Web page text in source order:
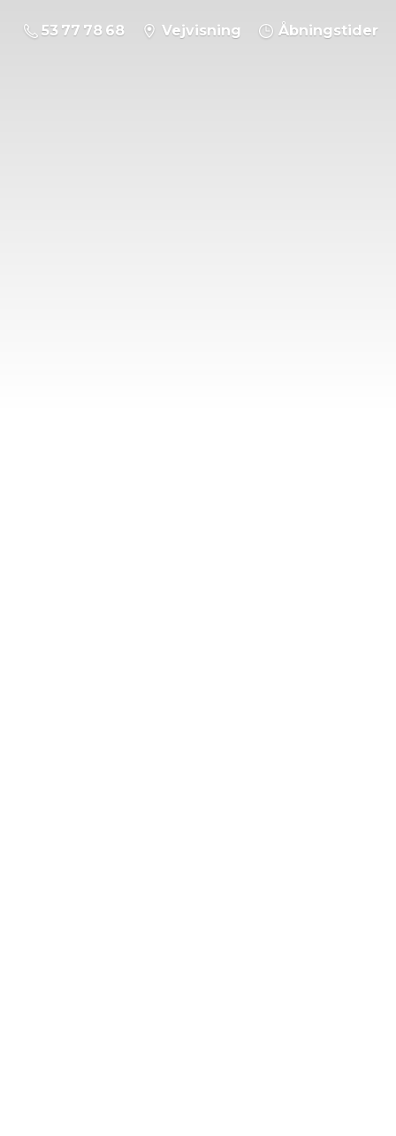
53 77 78 68 Vejvisning Åbningstider